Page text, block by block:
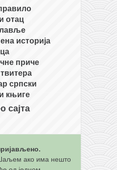
отац
историја
приче
српски
књиге
сајта
ако има нешто